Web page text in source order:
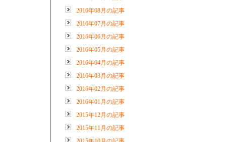
2016年08月の記事
2016年07月の記事
2016年06月の記事
2016年05月の記事
2016年04月の記事
2016年03月の記事
2016年02月の記事
2016年01月の記事
2015年12月の記事
2015年11月の記事